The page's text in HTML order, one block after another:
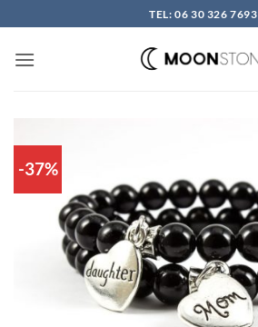
to
content
TEL: 06 30 326 7693
-37%